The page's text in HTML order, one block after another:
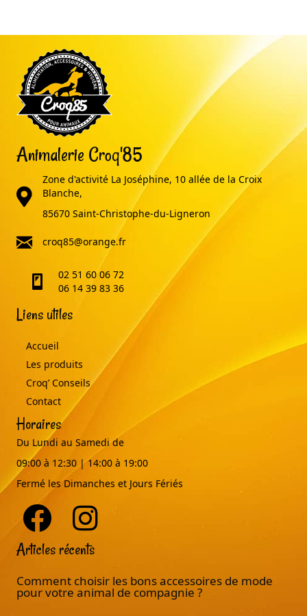
Animalerie Croq'85
adresse
Zone d'activité La Joséphine, 10 allée de la Croix
Blanche,
85670 Saint-Christophe-du-Ligneron
email
croq85@orange.fr
telephone02 51 60 06 72
06 14 39 83 36
Liens utiles
Accueil
Les produits
Croq’ Conseils
Contact
Horaires
Du Lundi au Samedi de
09:00 à 12:30 | 14:00 à 19:00
Fermé les Dimanches et Jours Fériés
Articles récents
Comment choisir les bons accessoires de mode
pour votre animal de compagnie ?